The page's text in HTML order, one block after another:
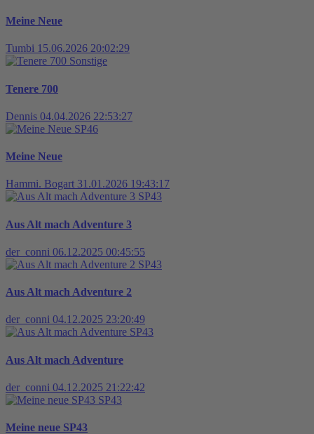
Meine Neue
Tumbi 15.06.2026 20:02:29
Sonstige
Tenere 700
Dennis 04.04.2026 22:53:27
SP46
Meine Neue
Hammi. Bogart 31.01.2026 19:43:17
SP43
Aus Alt mach Adventure 3
der_conni 06.12.2025 00:45:55
SP43
Aus Alt mach Adventure 2
der_conni 04.12.2025 23:20:49
SP43
Aus Alt mach Adventure
der_conni 04.12.2025 21:22:42
SP43
Meine neue SP43